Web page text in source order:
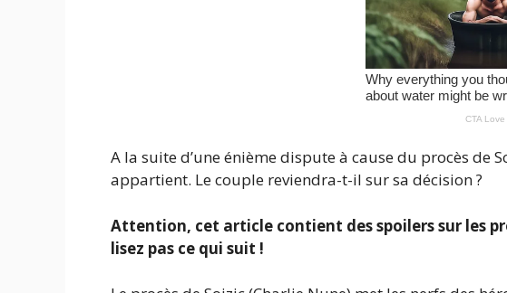
A la suite d’une énième dispute à cause du procès de
appartient. Le couple reviendra-t-il sur sa décision ?
Attention, cet article contient des spoilers sur les
lisez pas ce qui suit !